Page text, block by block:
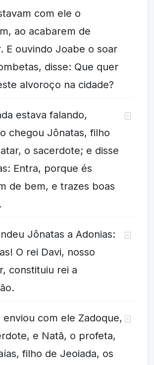
com ele o
ao acabarem de
E ouvindo Joabe o soar
disse: Que quer
alvoroço na cidade?
estava falando,
chegou Jônatas, filho
o sacerdote; e disse
Entra, porque és
de bem, e trazes boas
Jônatas a Adonias:
O rei Davi, nosso
constituiu rei a
enviou com ele Zadoque,
e Natã, o profeta,
filho de Jeoiada, os